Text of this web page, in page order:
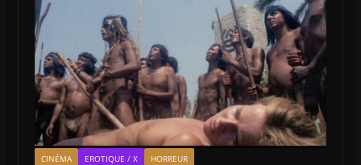
CINÉMA EROTIQUE / X HORREUR